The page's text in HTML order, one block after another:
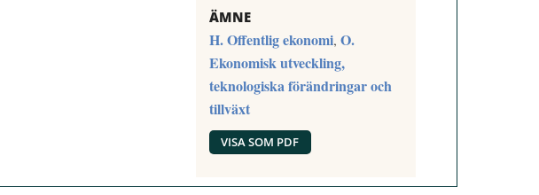
ÄMNE
H. Offentlig ekonomi, O.
Ekonomisk utveckling,
teknologiska förändringar och
tillväxt
VISA SOM PDF